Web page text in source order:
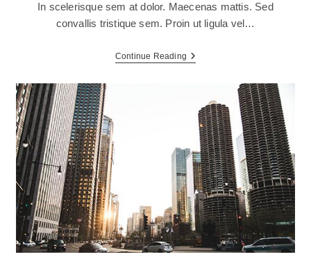
In scelerisque sem at dolor. Maecenas mattis. Sed
convallis tristique sem. Proin ut ligula vel…
Continue Reading Torquent